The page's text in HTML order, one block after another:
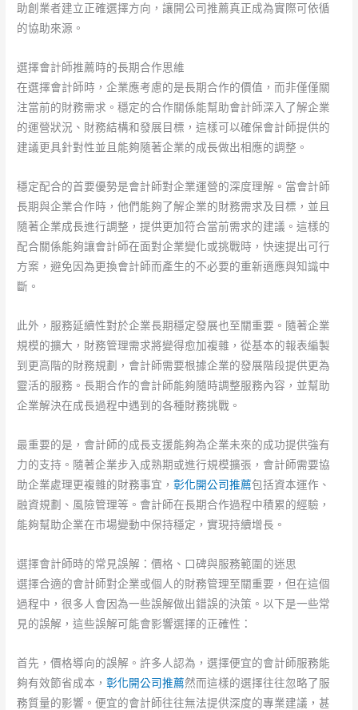
助創業者建立正確選擇方向，讓開公司推薦真正成為實際可依循
的協助來源。
選擇會計師推薦時的長期合作思維
在選擇會計師時，企業應考慮的是長期合作的價值，而非僅僅關
注當前的財務需求。穩定的合作關係能幫助會計師深入了解企業
的運營狀況、財務結構和發展目標，這樣可以確保會計師提供的
建議更具針對性並且能夠隨著企業的成長做出相應的調整。
穩定配合的首要優勢是會計師對企業運營的深度理解。當會計師
長期與企業合作時，他們能夠了解企業的財務需求及目標，並且
隨著企業成長進行調整，提供更加符合當前需求的建議。這樣的
配合關係能夠讓會計師在面對企業變化或挑戰時，快速提出可行
方案，避免因為更換會計師而產生的不必要的重新適應與知識中
斷。
此外，服務延續性對於企業長期穩定發展也至關重要。隨著企業
規模的擴大，財務管理需求將變得愈加複雜，從基本的報表編製
到更高階的財務規劃，會計師需要根據企業的發展階段提供更為
靈活的服務。長期合作的會計師能夠隨時調整服務內容，並幫助
企業解決在成長過程中遇到的各種財務挑戰。
最重要的是，會計師的成長支援能夠為企業未來的成功提供強有
力的支持。隨著企業步入成熟期或進行規模擴張，會計師需要協
助企業處理更複雜的財務事宜，彰化開公司推薦包括資本運作、
融資規劃、風險管理等。會計師在長期合作過程中積累的經驗，
能夠幫助企業在市場變動中保持穩定，實現持續增長。
選擇會計師時的常見誤解：價格、口碑與服務範圍的迷思
選擇合適的會計師對企業或個人的財務管理至關重要，但在這個
過程中，很多人會因為一些誤解做出錯誤的決策。以下是一些常
見的誤解，這些誤解可能會影響選擇的正確性：
首先，價格導向的誤解。許多人認為，選擇便宜的會計師服務能
夠有效節省成本，彰化開公司推薦然而這樣的選擇往往忽略了服
務質量的影響。便宜的會計師往往無法提供深度的專業建議，甚